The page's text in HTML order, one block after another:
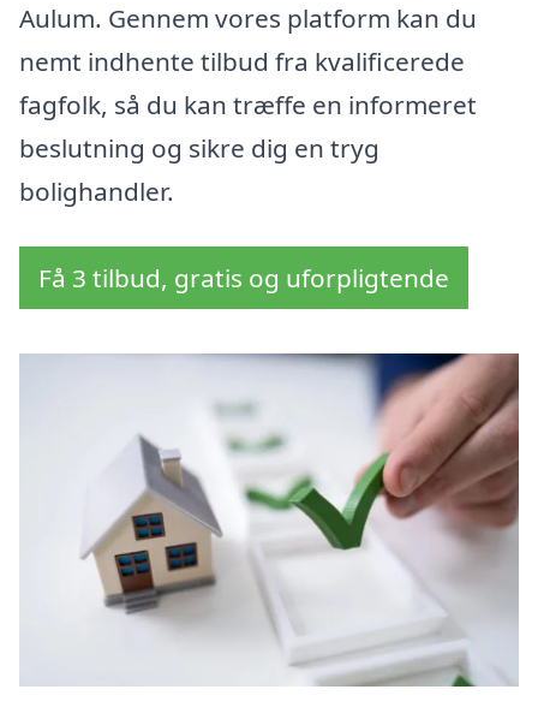
Aulum. Gennem vores platform kan du
nemt indhente tilbud fra kvalificerede
fagfolk, så du kan træffe en informeret
beslutning og sikre dig en tryg
bolighandler.
Få 3 tilbud, gratis og uforpligtende